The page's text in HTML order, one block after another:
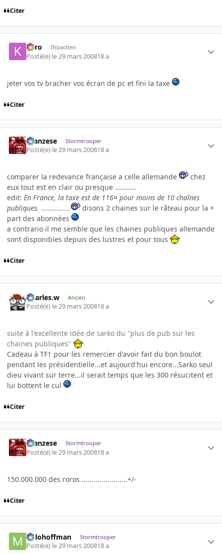
Citer
kyro INpactien
Posté(e) le 29 mars 200818 a
jeter vos tv bracher vos écran de pc et fini la taxe
Citer
ilcanzese Stormtrooper
Posté(e) le 29 mars 200818 a
comparer la redevance française a celle allemande
chez
eux tout est en clair ou presque ...........
edit: En France, la taxe est de 116¤ pour moins de 10 chaînes
publiques. ...............
disons 2 chaines sur le râteau pour la +
part des abonnées
a contrario il me semble que les chaines publiques allemande
sont disponibles depuis des lustres et pour tous
Citer
Charles.w Ancien
Posté(e) le 29 mars 200818 a
suite à l'excellente idée de sarko du "plus de pub sur les
chaines publiques"
Cadeau à TF1 pour les remercier d'avoir fait du bon boulot
pendant les présidentielle...et aujourd'hui encore...Sarko seul
dieu vivant sur terre...il serait temps que les 300 résucitent et
lui bottent le cul
Citer
ilcanzese Stormtrooper
Posté(e) le 29 mars 200818 a
150.000.000 des roros .......................+/-
Citer
milohoffman Stormtrooper
Posté(e) le 29 mars 200818 a